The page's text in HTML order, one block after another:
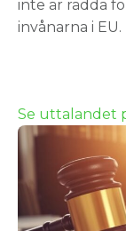
inte är rädda
invånarna i EU.
Se uttalandet